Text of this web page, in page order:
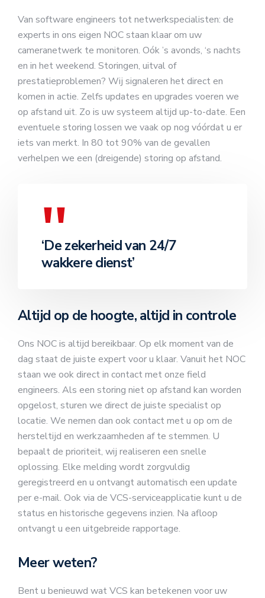
Van software engineers tot netwerkspecialisten: de
experts in ons eigen NOC staan klaar om uw
cameranetwerk te monitoren. Oók ’s avonds, ‘s nachts
en in het weekend. Storingen, uitval of
prestatieproblemen? Wij signaleren het direct en
komen in actie. Zelfs updates en upgrades voeren we
op afstand uit. Zo is uw systeem altijd up-to-date. Een
eventuele storing lossen we vaak op nog vóórdat u er
iets van merkt. In 80 tot 90% van de gevallen
verhelpen we een (dreigende) storing op afstand.
‘De zekerheid van 24/7
wakkere dienst’
Altijd op de hoogte, altijd in controle
Ons NOC is altijd bereikbaar. Op elk moment van de
dag staat de juiste expert voor u klaar. Vanuit het NOC
staan we ook direct in contact met onze field
engineers. Als een storing niet op afstand kan worden
opgelost, sturen we direct de juiste specialist op
locatie. We nemen dan ook contact met u op om de
hersteltijd en werkzaamheden af te stemmen. U
bepaalt de prioriteit, wij realiseren een snelle
oplossing. Elke melding wordt zorgvuldig
geregistreerd en u ontvangt automatisch een update
per e-mail. Ook via de VCS-serviceapplicatie kunt u de
status en historische gegevens inzien. Na afloop
ontvangt u een uitgebreide rapportage.
Meer weten?
Bent u benieuwd wat VCS kan betekenen voor uw